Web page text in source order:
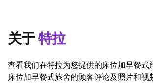
关于特拉
查看我们在特拉为您提供的床位加早餐式
床位加早餐式旅舍的顾客评论及照片和视